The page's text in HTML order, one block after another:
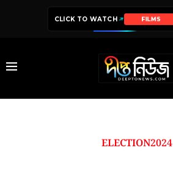
CLICK TO WATCH FILMS
ELECTION2024